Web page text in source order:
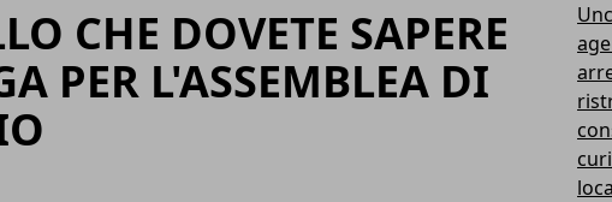
CHE DOVETE SAPERE
PER L'ASSEMBLEA DI